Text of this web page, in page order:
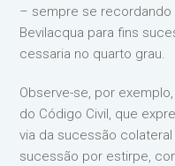
– sempre se recordando
Bevilacqua para fins
cessaria no quarto grau.
Observe-se, por
do Código Civil, que
via da sucessão colateral
sucessão por estirpe,